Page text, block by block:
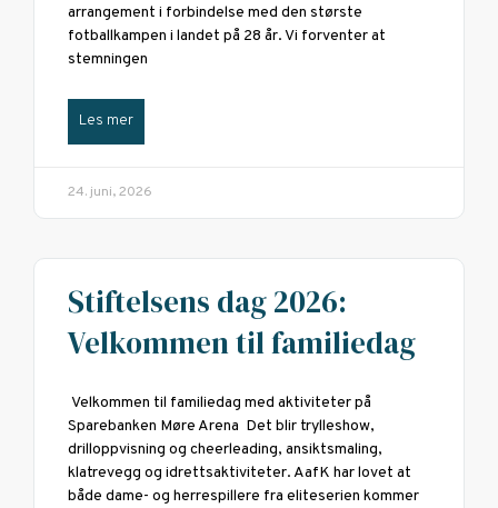
arrangement i forbindelse med den største
fotballkampen i landet på 28 år. Vi forventer at
stemningen
Les mer
24. juni, 2026
Stiftelsens dag 2026:
Velkommen til familiedag
Velkommen til familiedag med aktiviteter på
Sparebanken Møre Arena Det blir trylleshow,
drilloppvisning og cheerleading, ansiktsmaling,
klatrevegg og idrettsaktiviteter. AafK har lovet at
både dame- og herrespillere fra eliteserien kommer